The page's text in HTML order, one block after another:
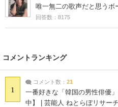
唯一無二の歌声だと思うボ
回答数：8175
コメントランキング
1
コメント数： 21
一番好きな「韓国の男性俳優
中】 | 芸能人 ねとらぼリサーチ